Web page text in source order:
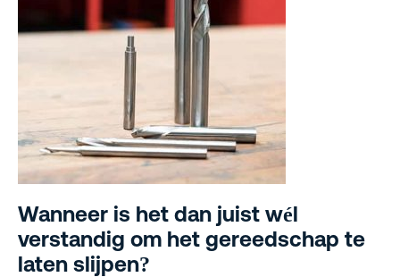
Wanneer is het dan juist wél
verstandig om het gereedschap te
laten slijpen?